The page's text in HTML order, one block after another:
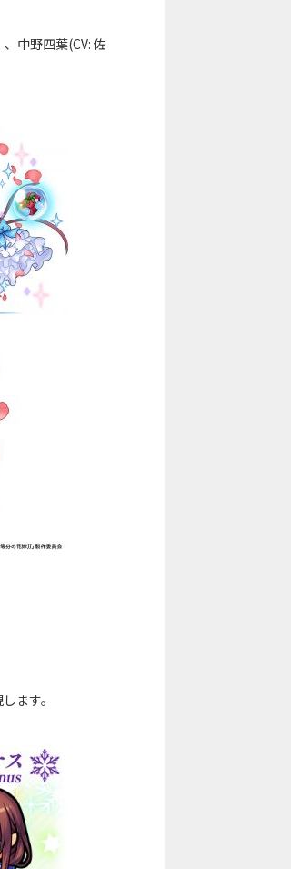
中野四葉(CV: 佐
ます。